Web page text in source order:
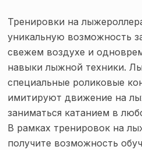
Тренировки на
уникальную возможность
свежем воздухе и
навыки лыжной техники.
специальные роликовые
имитируют движение на
заниматься катанием в
В рамках тренировок на
получите возможность